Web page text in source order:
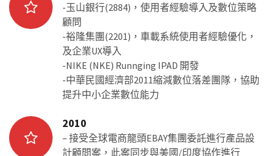
-玉山銀行(2884)，使用者經驗導入及數位策略
顧問
-裕隆集團(2201)，車載系統使用者經驗優化，
及企業UX導入
-NIKE (NKE) Runnging IPAD 開發
-中華民國經濟部2011縮減數位落差團隊，協助
提升中小企業數位能力
2010
– 接受全球電商龍頭EBAY集團委託進行產品設
計顧問案，此案同步與美國/印度協作進行